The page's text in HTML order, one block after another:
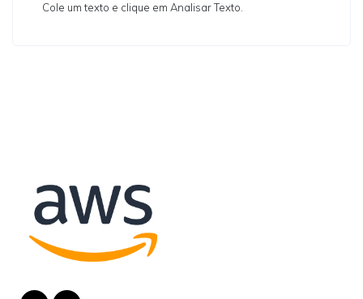
Cole um texto e clique em Analisar Texto.